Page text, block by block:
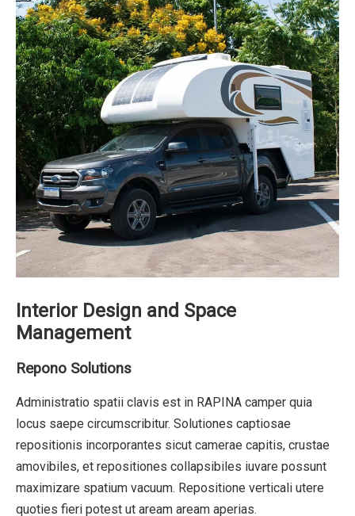
Interior Design and Space
Management
Repono Solutions
Administratio spatii clavis est in RAPINA camper quia
locus saepe circumscribitur. Solutiones captiosae
repositionis incorporantes sicut camerae capitis, crustae
amovibiles, et repositiones collapsibiles iuvare possunt
maximizare spatium vacuum. Repositione verticali utere
quoties fieri potest ut aream aream aperias.